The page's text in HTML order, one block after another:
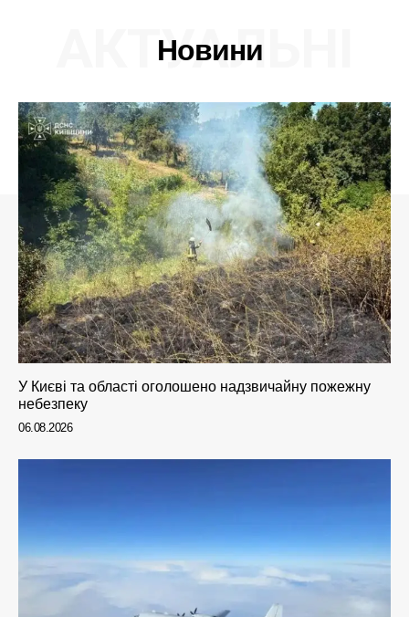
Новини
АКТУАЛЬНІ
У Києві та області оголошено надзвичайну пожежну
небезпеку
06.08.2026